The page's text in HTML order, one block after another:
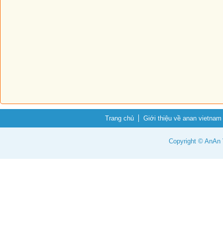
Trang chủ Giới thiệu về anan vietnam
Copyright © AnAn